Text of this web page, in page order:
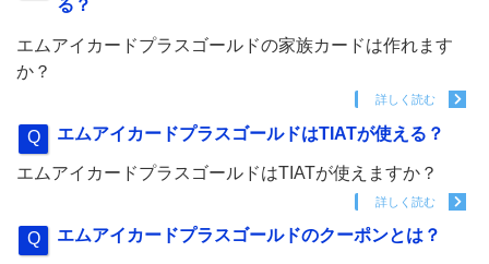
る？
エムアイカードプラスゴールドの家族カードは作れます
か？
詳しく読む
エムアイカードプラスゴールドはTIATが使える？
エムアイカードプラスゴールドはTIATが使えますか？
詳しく読む
エムアイカードプラスゴールドのクーポンとは？